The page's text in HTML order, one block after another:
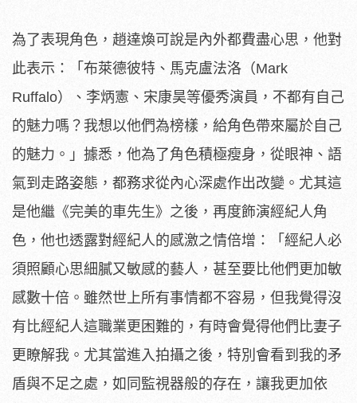
為了表現角色，趙達煥可說是內外都費盡心思，他對
此表示：「布萊德彼特、馬克盧法洛（Mark
Ruffalo）、李炳憲、宋康昊等優秀演員， 不都有自己
的魅力嗎？我想以他們為榜樣， 給角色帶來屬於自己
的魅力。」據悉，他為了角色積極瘦身， 從眼神、語
氣到走路姿態，都務求從內心深處作出改變。 尤其這
是他繼《完美的車先生》之後，再度飾演經紀人角
色，他也透露對經紀人的感激之情倍增：「 經紀人必
須照顧心思細膩又敏感的藝人， 甚至要比他們更加敏
感數十倍。雖然世上所有事情都不容易， 但我覺得沒
有比經紀人這職業更困難的， 有時會覺得他們比妻子
更瞭解我。尤其當進入拍攝之後， 特別會看到我的矛
盾與不足之處，如同監視器般的存在， 讓我更加依